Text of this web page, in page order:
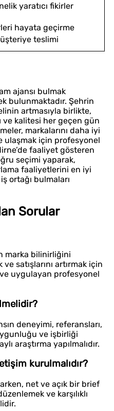
yaratıcı fikirler
hayata geçirme
teslimi
ajansı bulmak
bulunmaktadır. Şehrin
artmasıyla birlikte,
ve kalitesi her geçen gün
markalarını daha iyi
ulaşmak için profesyonel
faaliyet gösteren
seçimi yaparak,
faaliyetlerini en iyi
ortağı bulmaları
Sorular
marka bilinirliğini
satışlarını artırmak için
uygulayan profesyonel
deneyimi, referansları,
ve işbirliği
araştırma yapılmalıdır.
kurulmalıdır?
net ve açık bir brief
ve karşılıklı